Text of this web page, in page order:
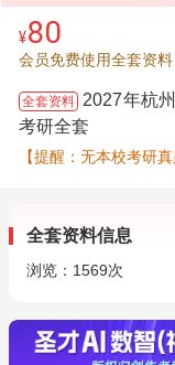
¥80
会员免费使用全套资料
全套资料 2027年杭
考研全套
【提醒：无本校考研真
全套资料信息
浏览： 1569次